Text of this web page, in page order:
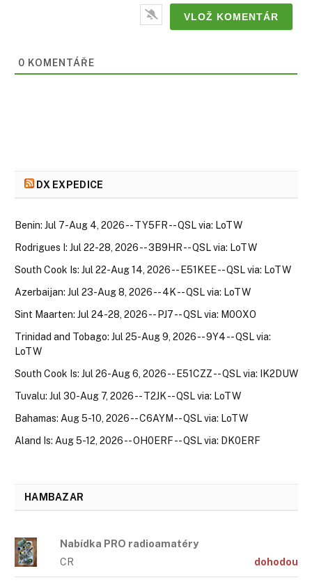
0 KOMENTÁŘE
DX EXPEDICE
Benin: Jul 7-Aug 4, 2026 -- TY5FR -- QSL via: LoTW
Rodrigues I: Jul 22-28, 2026 -- 3B9HR -- QSL via: LoTW
South Cook Is: Jul 22-Aug 14, 2026 -- E51KEE -- QSL via: LoTW
Azerbaijan: Jul 23-Aug 8, 2026 -- 4K -- QSL via: LoTW
Sint Maarten: Jul 24-28, 2026 -- PJ7 -- QSL via: M0OXO
Trinidad and Tobago: Jul 25-Aug 9, 2026 -- 9Y4 -- QSL via:
LoTW
South Cook Is: Jul 26-Aug 6, 2026 -- E51CZZ -- QSL via: IK2DUW
Tuvalu: Jul 30-Aug 7, 2026 -- T2JK -- QSL via: LoTW
Bahamas: Aug 5-10, 2026 -- C6AYM -- QSL via: LoTW
Aland Is: Aug 5-12, 2026 -- OH0ERF -- QSL via: DK0ERF
HAMBAZAR
Nabídka PRO radioamatéry
CR dohodou